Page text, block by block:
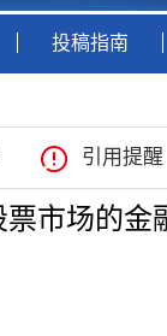
投稿指南
引用提醒
市场的金